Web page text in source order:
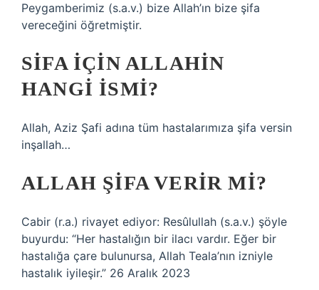
Peygamberimiz (s.a.v.) bize Allah’ın bize şifa
vereceğini öğretmiştir.
SIFA IÇIN ALLAHIN
HANGI ISMI?
Allah, Aziz Şafi adına tüm hastalarımıza şifa versin
inşallah…
ALLAH ŞIFA VERIR MI?
Cabir (r.a.) rivayet ediyor: Resûlullah (s.a.v.) şöyle
buyurdu: “Her hastalığın bir ilacı vardır. Eğer bir
hastalığa çare bulunursa, Allah Teala’nın izniyle
hastalık iyileşir.” 26 Aralık 2023